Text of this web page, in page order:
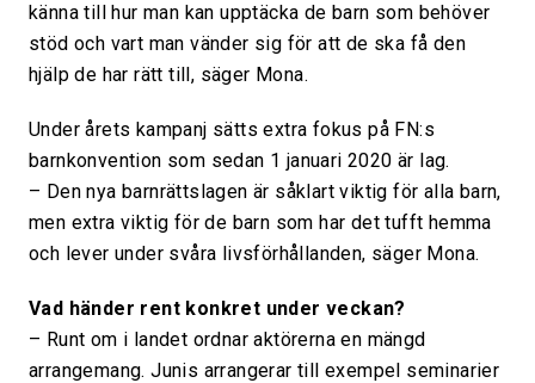
känna till hur man kan upptäcka de barn som behöver
stöd och vart man vänder sig för att de ska få den
hjälp de har rätt till, säger Mona.
Under årets kampanj sätts extra fokus på FN:s
barnkonvention som sedan 1 januari 2020 är lag.
– Den nya barnrättslagen är såklart viktig för alla barn,
men extra viktig för de barn som har det tufft hemma
och lever under svåra livsförhållanden, säger Mona.
Vad händer rent konkret under veckan?
– Runt om i landet ordnar aktörerna en mängd
arrangemang. Junis arrangerar till exempel seminarier